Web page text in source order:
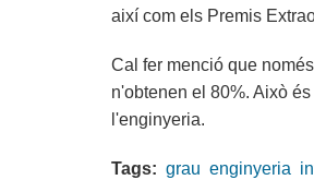
així com els Premis
Cal fer menció que
n'obtenen el 80%. Això
l'enginyeria.
Tags: grau enginyeria